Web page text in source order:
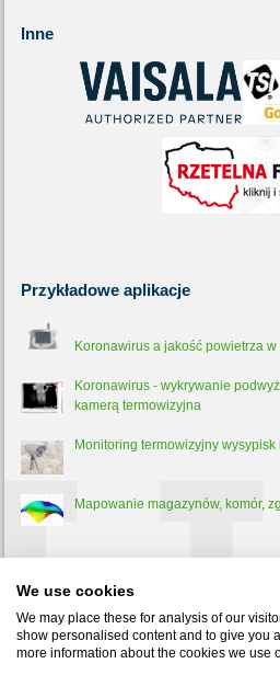
Inne
Przykładowe aplikacje
Koronawirus a jakość powietrza w
Koronawirus - wykrywanie
kamerą termowizyjna
Monitoring termowizyjny wysypisk
Mapowanie magazynów, komór,
Pirometr - co to jest, jak działa i do
We use cookies
We may place these for analysis of our
show personalised content and to give you
more information about the cookies we use